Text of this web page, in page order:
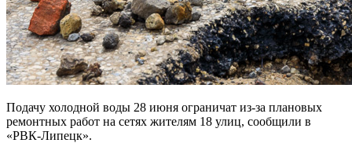
Подачу холодной воды 28 июня ограничат из-за плановых
ремонтных работ на сетях жителям 18 улиц, сообщили в
«РВК-Липецк».